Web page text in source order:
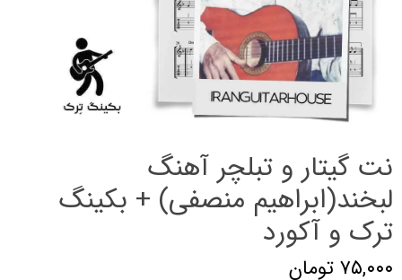
نت گیتار و تبلچر آهنگ
لبخند(ابراهیم منصفی) + بکینگ
ترک و آکورد
۷۵,۰۰۰ تومان